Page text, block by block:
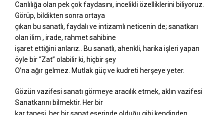
Canlılığa olan pek çok faydasını, incelikli özelliklerini biliyoruz.
Görüp, bildikten sonra ortaya
çıkan bu sanatlı, faydalı ve intizamlı neticenin de; sanatkarı
olan ilim , irade, rahmet sahibine
işaret ettiğini anlarız.. Bu sanatlı, ahenkli, harika işleri yapan
öyle bir “Zat” olabilir ki, hiçbir şey
O’na ağır gelmez. Mutlak güç ve kudreti herşeye yeter.
Gözün vazifesi sanatı görmeye aracılık etmek, aklın vazifesi
Sanatkarını bilmektir. Her bir